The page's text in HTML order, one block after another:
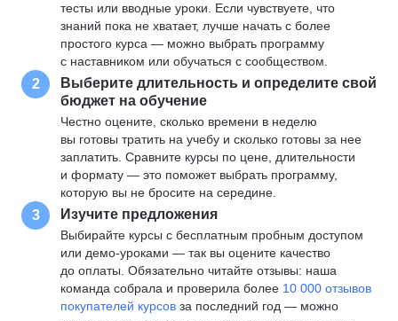
тесты или вводные уроки. Если чувствуете, что
знаний пока не хватает, лучше начать с более
простого курса — можно выбрать программу
с наставником или обучаться с сообществом.
2
Выберите длительность и определите свой
бюджет на обучение
Честно оцените, сколько времени в неделю
вы готовы тратить на учебу и сколько готовы за нее
заплатить. Сравните курсы по цене, длительности
и формату — это поможет выбрать программу,
которую вы не бросите на середине.
3 Изучите предложения
Выбирайте курсы с бесплатным пробным доступом
или демо-уроками — так вы оцените качество
до оплаты. Обязательно читайте отзывы: наша
команда собрала и проверила более 10 000 отзывов
покупателей курсов за последний год — можно